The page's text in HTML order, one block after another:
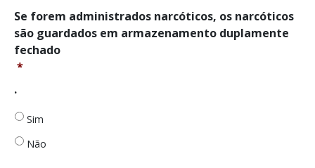
Se
forem
administrados
narcóticos,
os
guardados
em
armazenamento
Se forem administrados narcóticos, os narcóticos
são guardados em armazenamento duplamente
fechado
*
.
Sim
Não